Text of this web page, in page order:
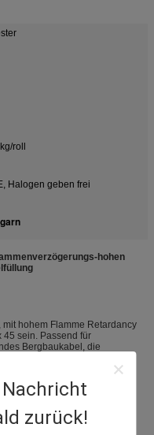
zurück!
roll
Halogen geben frei
hohen
hohem Flamme Retardancy
45 sein. Passend für
Bergbaukabel, die
Silikonkautschukkabel
Temperatur.